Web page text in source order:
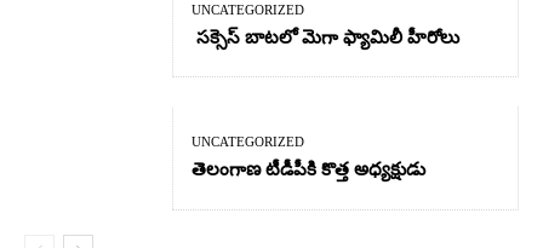
UNCATEGORIZED
సక్సెస్ బాటలో మెగా ఫ్యామిలీ హీరోలు
UNCATEGORIZED
తెలంగాణ టీడీపీకి కొత్త అధ్యక్షుడు